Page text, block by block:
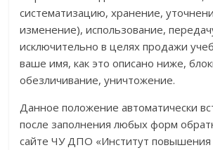
систематизацию, хранение,
изменение), использование,
исключительно в целях продажи
ваше имя, как это описано ниже,
обезличивание, уничтожение.
Данное положение автоматически
после заполнения любых форм
сайте ЧУ ДПО «Институт повышения